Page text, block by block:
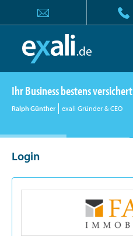
Ihr Business bestens versichert
Ralph Günther exali Gründer & CEO
Login